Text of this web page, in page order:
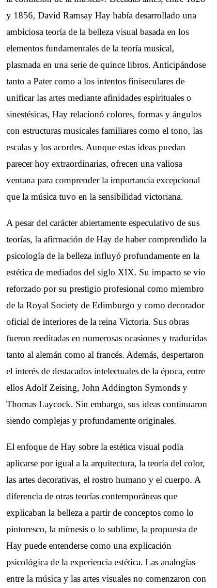
y 1856, David Ramsay Hay había desarrollado una
ambiciosa teoría de la belleza visual basada en los
elementos fundamentales de la teoría musical,
plasmada en una serie de quince libros. Anticipándose
tanto a Pater como a los intentos finiseculares de
unificar las artes mediante afinidades espirituales o
sinestésicas, Hay relacionó colores, formas y ángulos
con estructuras musicales familiares como el tono, las
escalas y los acordes. Aunque estas ideas puedan
parecer hoy extraordinarias, ofrecen una valiosa
ventana para comprender la importancia excepcional
que la música tuvo en la sensibilidad victoriana.
A pesar del carácter abiertamente especulativo de sus
teorías, la afirmación de Hay de haber comprendido la
psicología de la belleza influyó profundamente en la
estética de mediados del siglo XIX. Su impacto se vio
reforzado por su prestigio profesional como miembro
de la Royal Society de Edimburgo y como decorador
oficial de interiores de la reina Victoria. Sus obras
fueron reeditadas en numerosas ocasiones y traducidas
tanto al alemán como al francés. Además, despertaron
el interés de destacados intelectuales de la época, entre
ellos Adolf Zeising, John Addington Symonds y
Thomas Laycock. Sin embargo, sus ideas continuaron
siendo complejas y profundamente originales.
El enfoque de Hay sobre la estética visual podía
aplicarse por igual a la arquitectura, la teoría del color,
las artes decorativas, el rostro humano y el cuerpo. A
diferencia de otras teorías contemporáneas que
explicaban la belleza a partir de conceptos como lo
pintoresco, la mímesis o lo sublime, la propuesta de
Hay puede entenderse como una explicación
psicológica de la experiencia estética. Las analogías
entre la música y las artes visuales no comenzaron con